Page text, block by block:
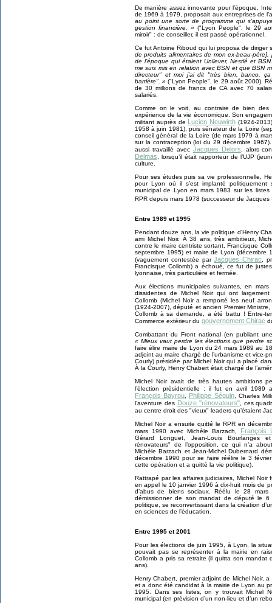
De manière assez innovante pour l’époque,
de 1969 à 1979, proposait aux entreprises de
au point une sorte de programme qui
gestion financière. » ("Lyon People", le 29
miroir" : de conseiller, il est passé opérationnel.
Ce fut Antoine Riboud qui lui proposa de diriger
de produits alimentaires de mon ex-beau-
de l’époque qui étaient Unilever, Nestlé et
me suis mis en relation avec BSN et que BSN
directeur" et moi j’ai dit "très bien, banco,
barrière". » ("Lyon People", le 29 août 2000).
de 30 millions de francs de CA avec 70
salariés.
Comme on le voit, au contraire de bien
expérience de la vie économique. Son
militant auprès de Lucien Neuwirth (1924-
1958 à juin 1981), puis sénateur de la Loire
conseil général de la Loire (de mars 1979 à
sur la contraception (loi du 29 décembre
aussi travaillé avec Jacques Delors , alors
Delmas , lorsqu’il était rapporteur de l’UJP
culture.
Pour ses études puis sa vie professionnelle,
pour Lyon où il s’est implanté
municipal de Lyon en mars 1983 sur les
RPR depuis mars 1978 (successeur de Jacques
Entre 1989 et 1995
Pendant douze ans, la vie politique d’Henry
ami Michel Noir. À 38 ans, très ambitieux,
contre le maire centriste sortant, Francisque
septembre 1995) et maire de Lyon (décembre
(vaguement contestée parJacques Chirac,
Francisque Collomb) a échoué, ce fut de
lyonnaise, très particulière et fermée.
Aux élections municipales suivantes, en
dissidentes de Michel Noir qui ont
Collomb (Michel Noir a remporté les neuf
(1924-2007), député et ancien Premier
Collomb à sa demande, a été battu ! Entre-
Commerce extérieur du gouvernement Chirac
Combattant du Front national (en publiant
« Mieux vaut perdre les élections que perdre
faire élire maire de Lyon du 24 mars 1989 au
adjoint au maire chargé de l’urbanisme et vice-
Courly) présidée par Michel Noir qui a placé
À la Courly, Henry Chabert était chargé de
Michel Noir avait de très hautes ambitions
l’élection présidentielle : il fut en avril 1989
François Bayrou, Philippe Séguin, Charles
l’aventure des Douze "rénovateurs", ces
au centre droit des "vieux" leaders qu’étaient
Michel Noir a ensuite quitté le RPR en
mars 1990 avec Michèle Barzach,
François
Gérard Longuet, Jean-Louis Bourlanges
rénovateurs" de l’opposition, ce qui n’a
Michèle Barzach et Jean-Michel Dubernard
décembre 1990 pour se faire réélire le 3
cette opération et a quitté la vie politique).
Rattrapé par les affaires judiciaires, Michel
en appel le 10 janvier 1996 à dix-huit mois de
d’abus de biens sociaux. Réélu le 28
démissionner de son mandat de député le
politique, se reconvertissant dans la création
en sciences de l’éducation.
Entre 1995 et 2001
Pour les élections de juin 1995, à Lyon, la
pouvait pas se représenter à la mairie en
Collomb a pris sa retraite (il quitta son
ans).
Henry Chabert, premier adjoint de Michel Noir,
et a donc été candidat à la mairie de Lyon au
1995. Dans ses listes, on y trouvait Michel
municipal (en prévision d’un non-lieu et d’un